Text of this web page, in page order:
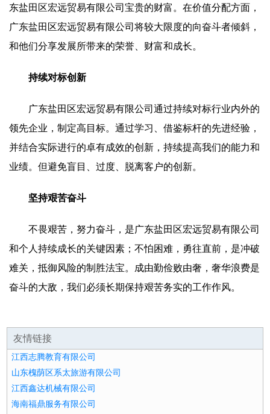
东盐田区宏远贸易有限公司宝贵的财富。在价值分配方面，
广东盐田区宏远贸易有限公司将较大限度的向奋斗者倾斜，
和他们分享发展所带来的荣誉、财富和成长。
持续对标创新
广东盐田区宏远贸易有限公司通过持续对标行业内外的
领先企业，制定高目标。通过学习、借鉴标杆的先进经验，
并结合实际进行的卓有成效的创新，持续提高我们的能力和
业绩。但避免盲目、过度、脱离客户的创新。
坚持艰苦奋斗
不畏艰苦，努力奋斗，是广东盐田区宏远贸易有限公司
和个人持续成长的关键因素；不怕困难，勇往直前，是冲破
难关，抵御风险的制胜法宝。成由勤俭败由奢，奢华浪费是
奋斗的大敌，我们必须长期保持艰苦务实的工作作风。
友情链接
江西志腾教育有限公司
山东槐荫区系太旅游有限公司
江西鑫达机械有限公司
海南福鼎服务有限公司